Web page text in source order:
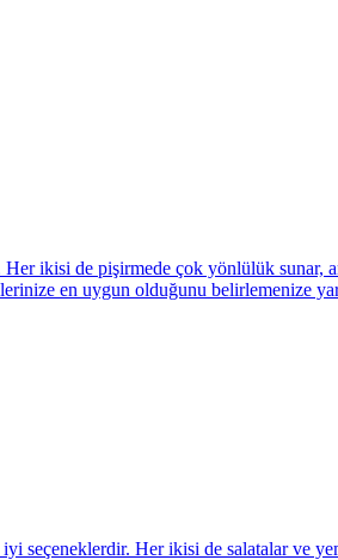
ikisi de pişirmede çok yönlülük sunar,
en uygun olduğunu belirlemenize
seçeneklerdir. Her ikisi de salatalar ve